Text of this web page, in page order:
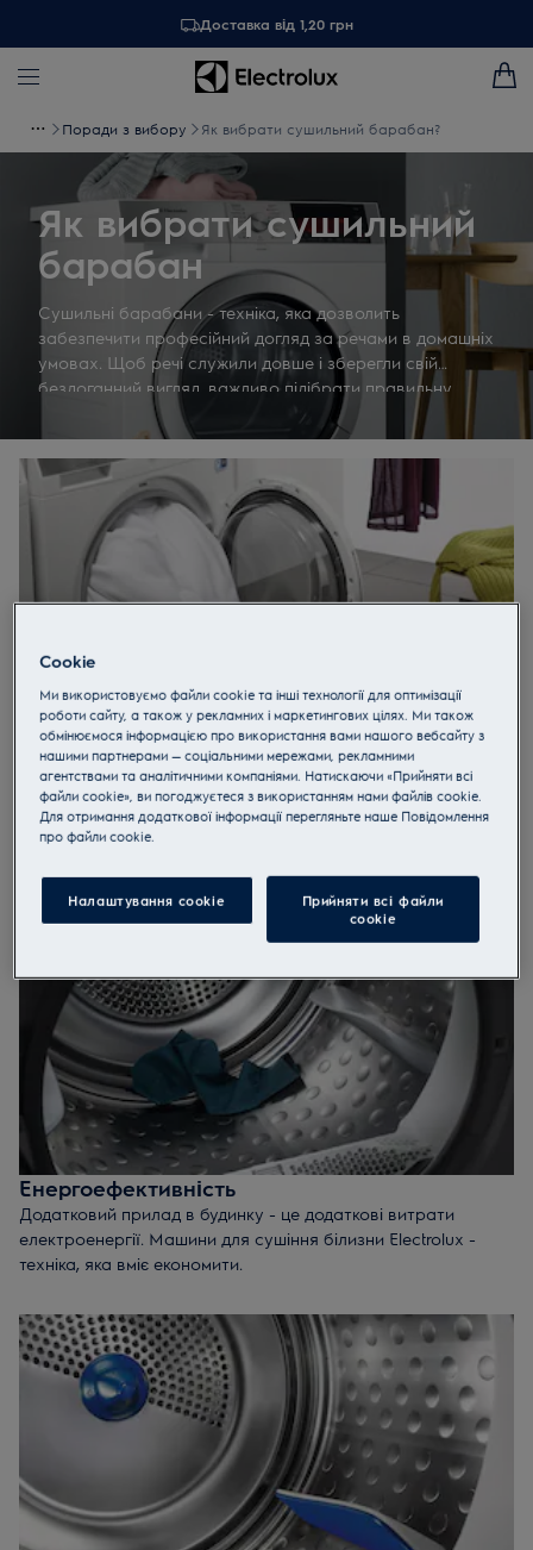
Доставка від 1,20 грн
Поради з вибору Як вибрати сушильний барабан?
Як вибрати сушильний
барабан
Сушильні барабани - техніка, яка дозволить
забезпечити професійний догляд за речами в домашніх
умовах. Щоб речі служили довше і зберегли свій
бездоганний вигляд, важливо підібрати правильну
сушильну техніку. Як вибрати сушильну машину
правильно? Ось кілька порад, які допоможуть
визначитися з вибором.
Габарити
Приймаючи рішення про покупку сушильної машини,
необхідно керуватися не тільки потребою, але і наявністю
вільного простору.
сушильному барабанові. Техніка стандартних розмірів - 60
сантиметрів в глибину і 60 сантиметрів завширшки - складе
відмінний тандем з пральною машиною тих самих розмірів і
Якщо простір обмежено, вибирайте компактні сушильні
машини. Вони дозволяють економити до 30% вільного місця
при збереженні всіх функцій і можливостей техніки.
Енергоефективність
Додатковий прилад в будинку - це додаткові витрати
електроенергії. Машини для сушіння білизни Electrolux -
техніка, яка вміє економити.
закритого контуру, дозволяє мінімізувати теплові втрати і
підвищити тим самим енергоефективність пристрою. У
результаті сушильні барабани споживають на 40% менше
електроенергії, ніж аналогічні моделі інших брендів. А для
модельного ряду преміум-класу економія становить до 60%.
Cookie
Ми використовуємо файли cookie та інші технології для оптимізації
роботи сайту, а також у рекламних і маркетингових цілях. Ми також
обмінюємося інформацією про використання вами нашого вебсайту з
нашими партнерами — соціальними мережами, рекламними
агентствами та аналітичними компаніями. Натискаючи «Прийняти всі
файли cookie», ви погоджуєтеся з використанням нами файлів cookie.
Для отримання додаткової інформації перегляньте наше Пoвідомлення
прo файли cookie.
Налаштування cookie
Прийняти всі файли
сookie